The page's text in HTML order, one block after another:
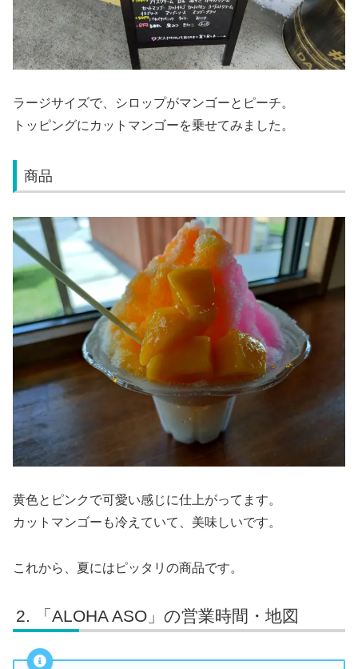
ラージサイズで、シロップがマンゴーとピーチ。
トッピングにカットマンゴーを乗せてみました。
商品
黄色とピンクで可愛い感じに仕上がってます。
カットマンゴーも冷えていて、美味しいです。
これから、夏にはピッタリの商品です。
「ALOHA ASO」の営業時間・地図